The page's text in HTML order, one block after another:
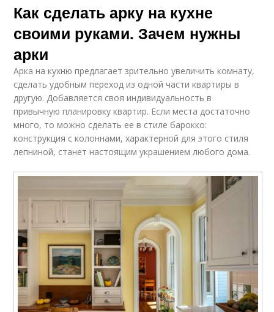
Как сделать арку на кухне
своими руками. Зачем нужны
арки
Арка на кухню предлагает зрительно увеличить комнату,
сделать удобным переход из одной части квартиры в
другую. Добавляется своя индивидуальность в
привычную планировку квартир. Если места достаточно
много, то можно сделать ее в стиле барокко:
конструкция с колоннами, характерной для этого стиля
лепниной, станет настоящим украшением любого дома.